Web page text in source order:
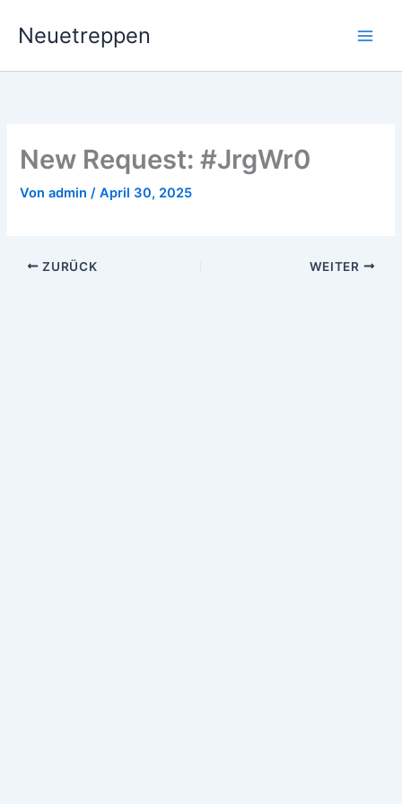
InhaltNeuetreppen
New Request: #JrgWr0
Vonadmin/April 30, 2025
ZURÜCK WEITER